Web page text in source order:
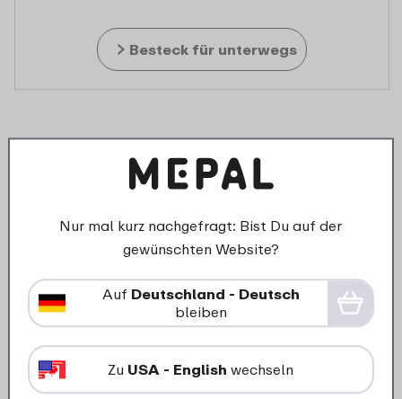
Besteck für unterwegs
Inspiration für unterwegs
Nur mal kurz nachgefragt: Bist Du auf der
gewünschten Website?
Auf Deutschland - Deutsch
bleiben
Zu USA - English wechseln